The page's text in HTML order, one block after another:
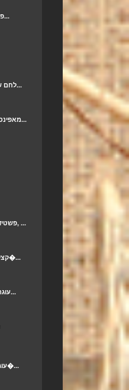
פורים- מתכון לאוזני המן טבעוני...
(לחם שכבות עם פסטו וזיתים לכבוד...
מאפינס שוקולד טבעוני מושלמים ולא...
פשטידת המעקוד של סבתא גבי שלי, ...
קציצות עדשים וסויה אפויות בטח�...
עוגת גבינה עם קרם תותים לוולנט...
(עוגת גבינה ודובדבנים (טפינה ט�...